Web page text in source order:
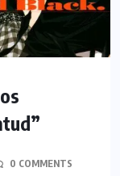
0 COMMENTS